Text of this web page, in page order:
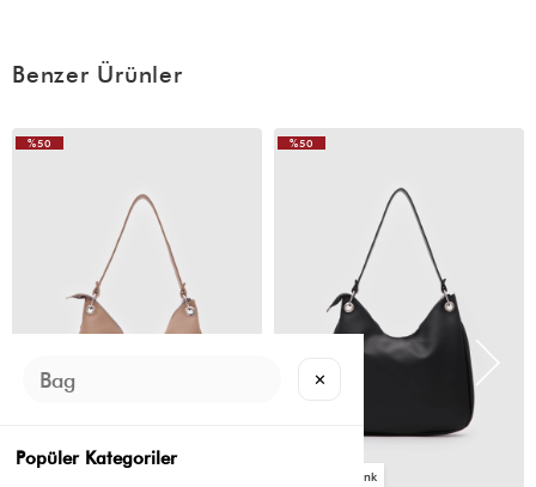
E** G**
Benzer Ürünler
%50
%50
✕
Popüler Kategoriler